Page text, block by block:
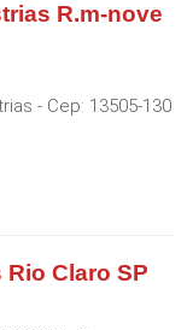
R.m-nove
- Cep: 13505-130
Claro SP